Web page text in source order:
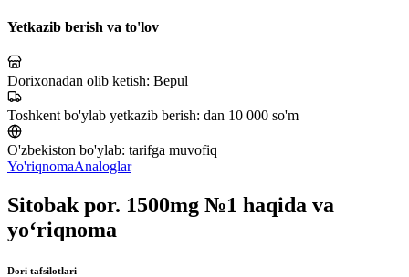
Yetkazib berish va to'lov
Dorixonadan olib ketish: Bepul
Toshkent bo'ylab yetkazib berish: dan 10 000 so'm
O'zbekiston bo'ylab: tarifga muvofiq
Yo'riqnomaAnaloglar
Sitobak por. 1500mg №1 haqida va
yo‘riqnoma
Dori tafsilotlari